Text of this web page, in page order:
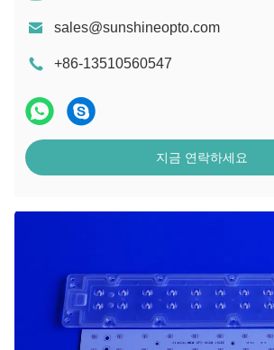
sales@sunshineopto.com
+86-13510560547
지금 연락하세요